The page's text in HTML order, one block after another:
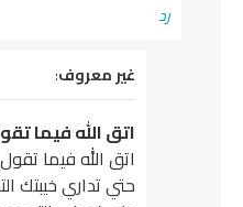
رد
يقول
غير معروف:
اتق الله فيما
اتق الله فيما
حتي تداري خيبتك